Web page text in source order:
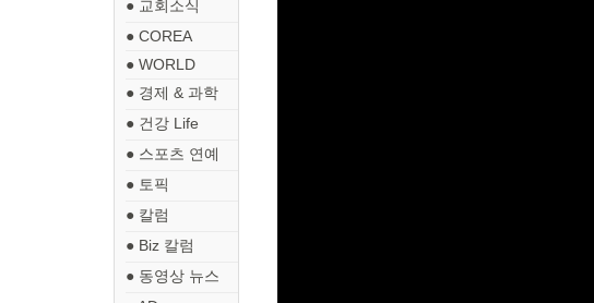
● 교회소식
● COREA
● WORLD
● 경제 & 과학
● 건강 Life
● 스포츠 연예
● 토픽
● 칼럼
● Biz 칼럼
● 동영상 뉴스